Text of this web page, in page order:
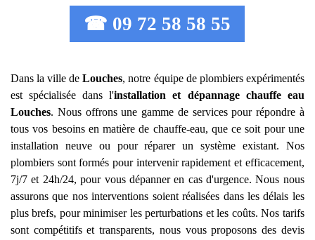
☎ 09 72 58 58 55
Dans la ville deLouches, notre équipe de plombiers expérimentés
est spécialisée dans l'installation et dépannage chauffe eau
Louches. Nous offrons une gamme de services pour répondre à
tous vos besoins en matière de chauffe-eau, que ce soit pour une
installation neuve ou pour réparer un système existant. Nos
plombiers sont formés pour intervenir rapidement et efficacement,
7j/7 et 24h/24, pour vous dépanner en cas d'urgence. Nous nous
assurons que nos interventions soient réalisées dans les délais les
plus brefs, pour minimiser les perturbations et les coûts. Nos tarifs
sont compétitifs et transparents, nous vous proposons des devis